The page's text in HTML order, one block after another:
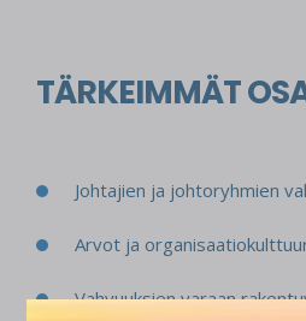
TÄRKEIMMÄT
Johtajien ja johtoryhmien
Arvot ja
Vahvuuksien varaan